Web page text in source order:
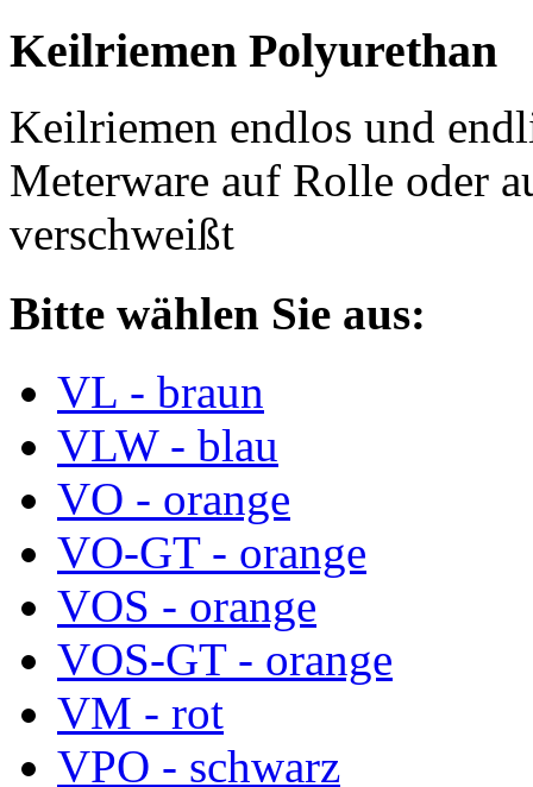
Keilriemen Polyurethan
Keilriemen endlos und
Meterware auf Rolle oder
verschweißt
Bitte wählen Sie aus:
VL - braun
VLW - blau
VO - orange
VO-GT - orange
VOS - orange
VOS-GT - orange
VM - rot
VPO - schwarz